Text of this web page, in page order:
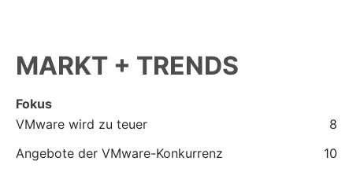
MARKT + TRENDS
Fokus
VMware wird zu teuer
8
Angebote der VMware-Konkurrenz
10